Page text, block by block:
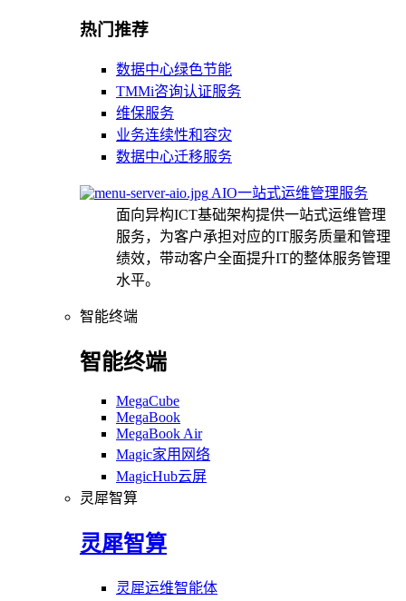
热门推荐
数据中心绿色节能
TMMi咨询认证服务
维保服务
业务连续性和容灾
数据中心迁移服务
AIO一站式运维管理服务
面向异构ICT基础架构提供一站式运维管理
服务，为客户承担对应的IT服务质量和管理
绩效，带动客户全面提升IT的整体服务管理
水平。
智能终端
智能终端
MegaCube
MegaBook
MegaBook Air
Magic家用网络
MagicHub云屏
灵犀智算
灵犀智算
灵犀运维智能体